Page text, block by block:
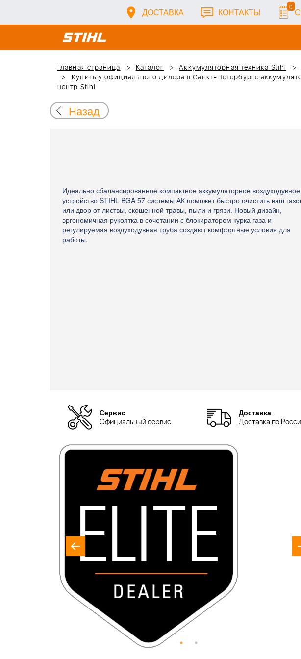
ДОСТАВКА КОНТАКТЫ 0
Главная страница
Каталог Аккумуляторная техника Stihl
Купить у официального дилера в Санкт-Петербурге
центр Stihl
Назад
Идеально сбалансированное компактное аккумуляторное воздуходувное
устройство STIHL BGA 57 системы АК поможет быстро очистить ваш
или двор от листвы, скошенной травы, пыли и грязи. Новый дизайн,
эргономичная рукоятка в сочетании с блокиратором курка газа и
регулируемая воздуходувная труба создают комфортные условия для
работы.
Сервис
Официальный сервис
Доставка
Доставка по